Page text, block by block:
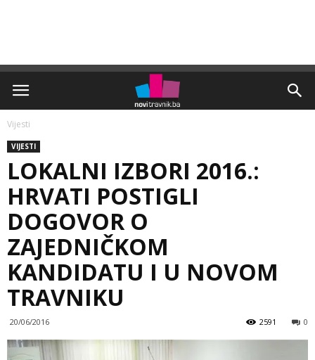
Vijesti
VIJESTI
LOKALNI IZBORI 2016.:
HRVATI POSTIGLI
DOGOVOR O
ZAJEDNIČKOM
KANDIDATU I U NOVOM
TRAVNIKU
20/06/2016 0
2591